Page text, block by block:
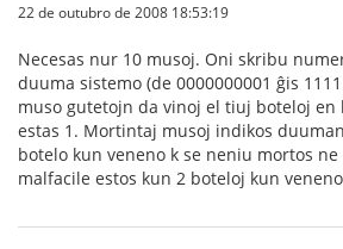
22 de outubro de 2008 18:53:19
Necesas nur 10 musoj. Oni skribu
duuma sistemo (de 0000000001 ĝis
muso gutetojn da vinoj el tiuj boteloj en
estas 1. Mortintaj musoj indikos
botelo kun veneno k se neniu mortos ne
malfacile estos kun 2 boteloj kun